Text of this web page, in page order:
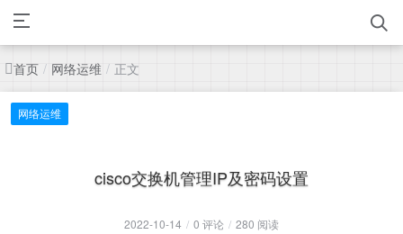
首页 / 网络运维 / 正文
网络运维
cisco交换机管理IP及密码设置
2022-10-14 / 0 评论 / 280 阅读